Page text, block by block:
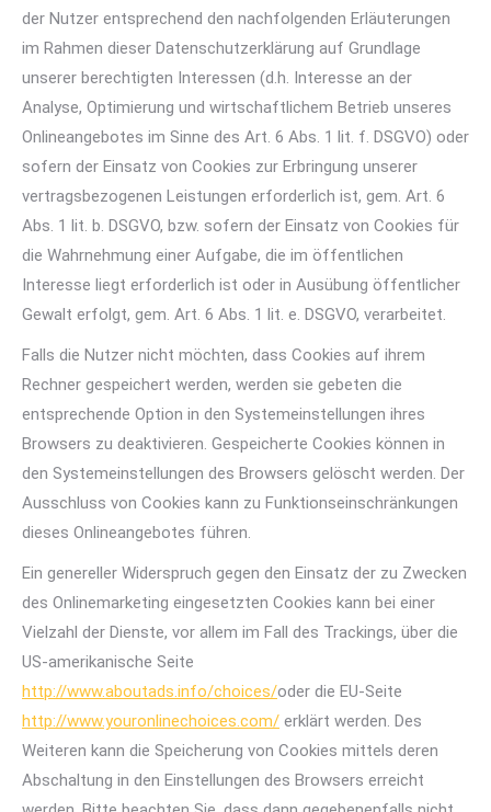
der Nutzer entsprechend den nachfolgenden Erläuterungen
im Rahmen dieser Datenschutzerklärung auf Grundlage
unserer berechtigten Interessen (d.h. Interesse an der
Analyse, Optimierung und wirtschaftlichem Betrieb unseres
Onlineangebotes im Sinne des Art. 6 Abs. 1 lit. f. DSGVO) oder
sofern der Einsatz von Cookies zur Erbringung unserer
vertragsbezogenen Leistungen erforderlich ist, gem. Art. 6
Abs. 1 lit. b. DSGVO, bzw. sofern der Einsatz von Cookies für
die Wahrnehmung einer Aufgabe, die im öffentlichen
Interesse liegt erforderlich ist oder in Ausübung öffentlicher
Gewalt erfolgt, gem. Art. 6 Abs. 1 lit. e. DSGVO, verarbeitet.
Falls die Nutzer nicht möchten, dass Cookies auf ihrem
Rechner gespeichert werden, werden sie gebeten die
entsprechende Option in den Systemeinstellungen ihres
Browsers zu deaktivieren. Gespeicherte Cookies können in
den Systemeinstellungen des Browsers gelöscht werden. Der
Ausschluss von Cookies kann zu Funktionseinschränkungen
dieses Onlineangebotes führen.
Ein genereller Widerspruch gegen den Einsatz der zu Zwecken
des Onlinemarketing eingesetzten Cookies kann bei einer
Vielzahl der Dienste, vor allem im Fall des Trackings, über die
US-amerikanische Seite
http://www.aboutads.info/choices/oder die EU-Seite
http://www.youronlinechoices.com/ erklärt werden. Des
Weiteren kann die Speicherung von Cookies mittels deren
Abschaltung in den Einstellungen des Browsers erreicht